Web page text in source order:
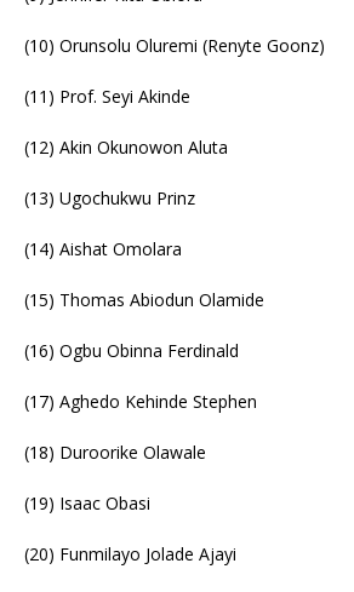
(10) Orunsolu Oluremi (Renyte Goonz)
(11) Prof. Seyi Akinde
(12) Akin Okunowon Aluta
(13) Ugochukwu Prinz
(14) Aishat Omolara
(15) Thomas Abiodun Olamide
(16) Ogbu Obinna Ferdinald
(17) Aghedo Kehinde Stephen
(18) Duroorike Olawale
(19) Isaac Obasi
(20) Funmilayo Jolade Ajayi